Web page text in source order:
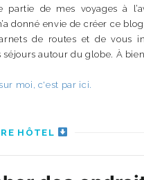
de mes voyages à
donné envie de créer ce
de routes et de vous
séjours autour du globe. À
moi, c'est par ici.
HÔTEL